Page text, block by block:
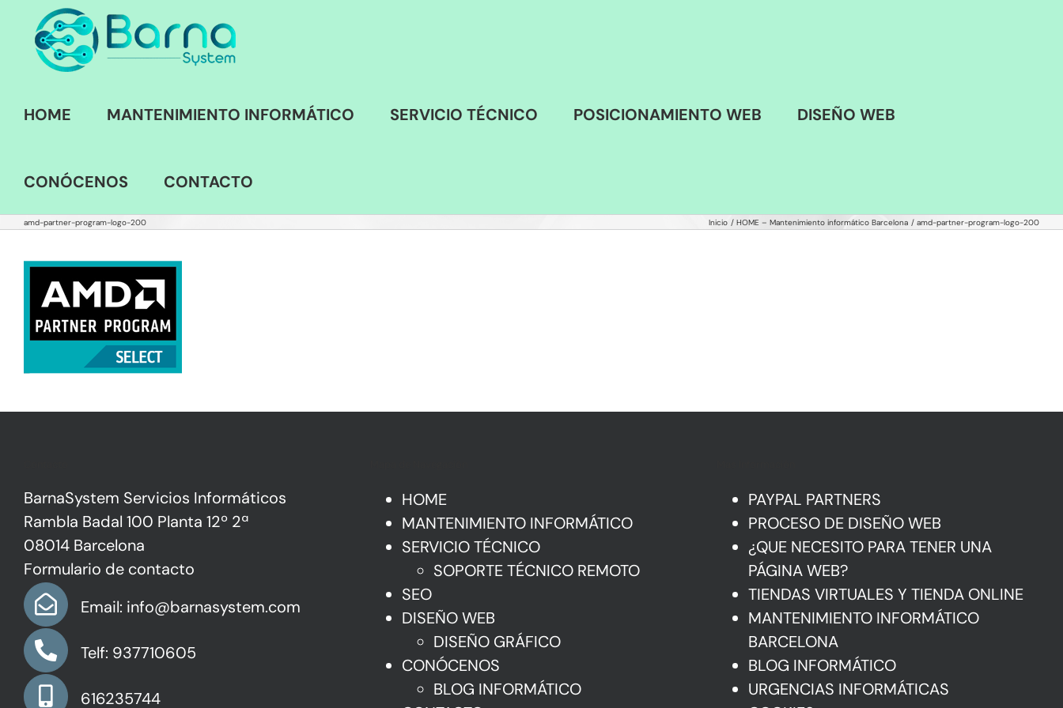
contenido
HOME MANTENIMIENTO INFORMÁTICO SERVICIO TÉCNICO POSICIONAMIENTO WEB DISEÑO WEB
CONÓCENOS CONTACTO
amd-partner-program-logo-200 Inicio HOME – Mantenimiento informático Barcelona amd-partner-program-logo-200
BarnaSystem Servicios Informáticos
Rambla Badal 100 Planta 12º 2ª
08014 Barcelona
Formulario de contacto
Email: info@barnasystem.com
Telf: 937710605
616235744
HOME
MANTENIMIENTO INFORMÁTICO
SERVICIO TÉCNICO
SOPORTE TÉCNICO REMOTO
SEO
DISEÑO WEB
DISEÑO GRÁFICO
CONÓCENOS
BLOG INFORMÁTICO
PAYPAL PARTNERS
PROCESO DE DISEÑO WEB
¿QUE NECESITO PARA TENER UNA
PÁGINA WEB?
TIENDAS VIRTUALES Y TIENDA ONLINE
MANTENIMIENTO INFORMÁTICO
BARCELONA
BLOG INFORMÁTICO
URGENCIAS INFORMÁTICAS